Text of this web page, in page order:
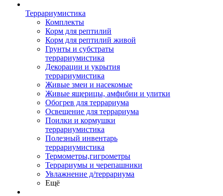
Террариумистика
Комплекты
Корм для рептилий
Корм для рептилий живой
Грунты и субстраты
террариумистика
Декорации и укрытия
террариумистика
Живые змеи и насекомые
Живые ящерицы, амфибии и улитки
Обогрев для террариума
Освещение для террариума
Поилки и кормушки
террариумистика
Полезный инвентарь
террариумистика
Термометры,гигрометры
Террариумы и черепашники
Увлажнение д/террариума
Ещё